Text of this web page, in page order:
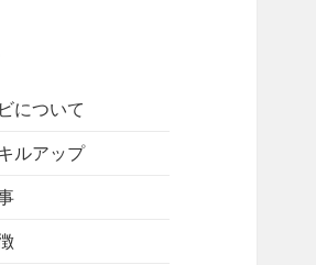
について
ルアップ